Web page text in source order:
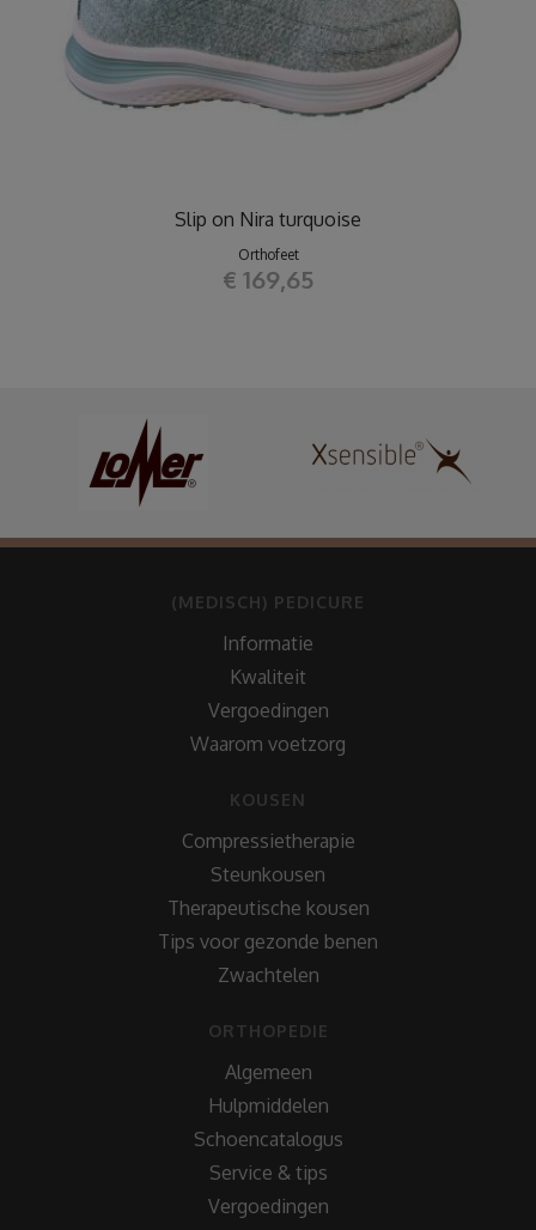
Slip on Nira turquoise
Orthofeet
€ 169,65
(MEDISCH) PEDICURE
Informatie
Kwaliteit
Vergoedingen
Waarom voetzorg
KOUSEN
Compressietherapie
Steunkousen
Therapeutische kousen
Tips voor gezonde benen
Zwachtelen
ORTHOPEDIE
Algemeen
Hulpmiddelen
Schoencatalogus
Service & tips
Vergoedingen